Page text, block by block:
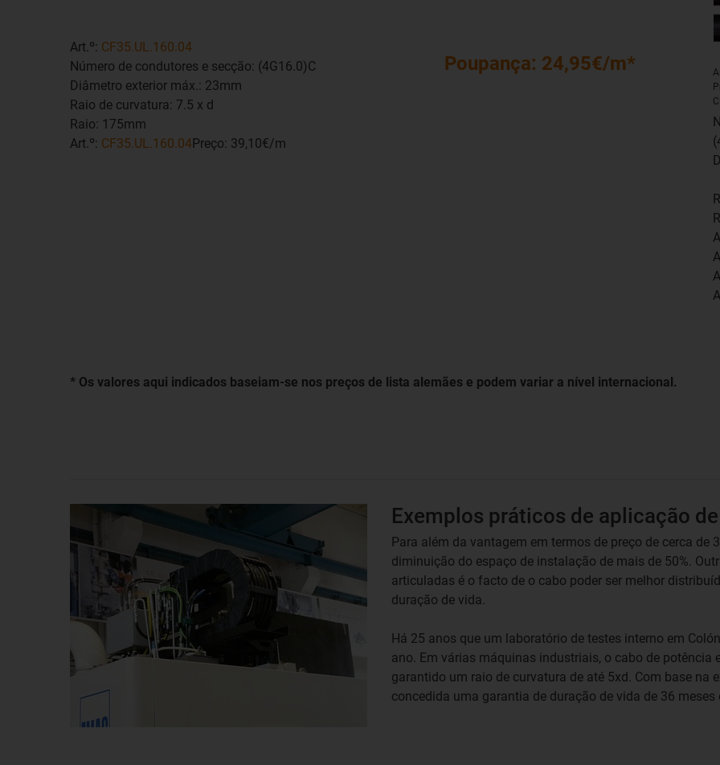
Art.º: CF35.UL.160.04
Número de condutores e secção: (4G16.0)C
Diâmetro exterior máx.: 23mm
Raio de curvatura: 7.5 x d
Raio: 175mm
Art.º: CF35.UL.160.04Preço: 39,10€/m
Poupança: 24,95€/m*
* Os valores aqui indicados baseiam-se nos preços de lista alemães e podem variar a nível internacional.
Exemplos práticos de aplicação
Para além da vantagem em termos de preço de cerca de
diminuição do espaço de instalação de mais de 50%.
articuladas é o facto de o cabo poder ser melhor
duração de vida.
Há 25 anos que um laboratório de testes interno em
ano. Em várias máquinas industriais, o cabo de
garantido um raio de curvatura de até 5xd. Com base na
concedida uma garantia de duração de vida de 36